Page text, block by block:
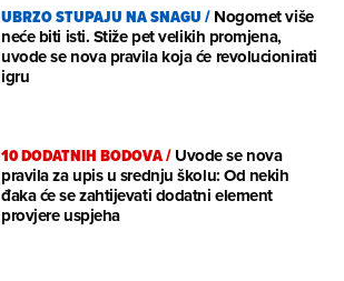
UBRZO STUPAJU NA SNAGU/Nogomet više
neće biti isti. Stiže pet velikih promjena,
uvode se nova pravila koja će revolucionirati
igru
10 DODATNIH BODOVA/Uvode se nova
pravila za upis u srednju školu: Od nekih
đaka će se zahtijevati dodatni element
provjere uspjeha